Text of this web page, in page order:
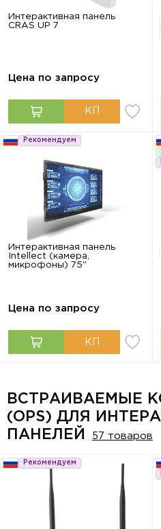
Интерактивная панель
CRAS UP 7
Цена по запросу
Рекомендуем
Интерактивная панель
Intellect (камера,
микрофоны) 75"
Цена по запросу
ВСТРАИВАЕМЫЕ
(OPS) ДЛЯ
ПАНЕЛЕЙ
57 товаров
Рекомендуем